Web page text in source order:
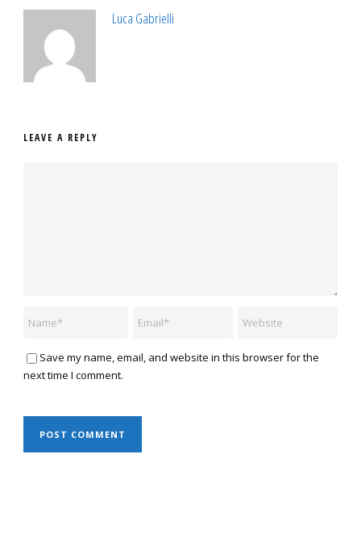
Luca Gabrielli
LEAVE A REPLY
Save my name, email, and website in this browser for the
next time I comment.